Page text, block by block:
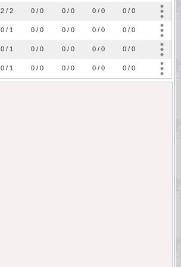
2 / 2 0 / 0 0 / 0 0 / 0 0 / 0
0 / 1 0 / 0 0 / 0 0 / 0 0 / 0
0 / 1 0 / 0 0 / 0 0 / 0 0 / 0
0 / 1 0 / 0 0 / 0 0 / 0 0 / 0